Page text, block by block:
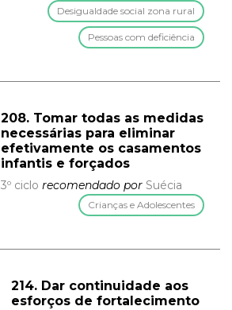
Desigualdade social zona rural
Pessoas com deficiência
208. Tomar todas as medidas
necessárias para eliminar
efetivamente os casamentos
infantis e forçados
3º ciclo recomendado por Suécia
Crianças e Adolescentes
214. Dar continuidade aos
esforços de fortalecimento